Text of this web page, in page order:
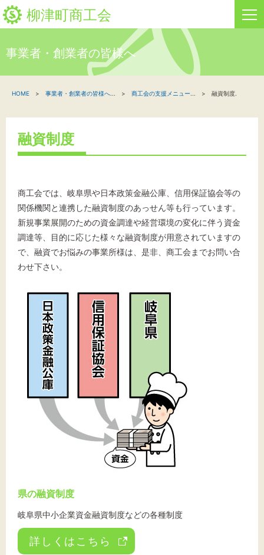
柳津町商工会
新着情報
関係機関の方へ
文字サイズ
黄
事業者・創業者の皆様へ
HOME 事業者・創業者の皆様へ 商工会の支援メニュー 融資制度.
融資制度
商工会では、岐阜県や日本政策金融公庫、信用保証協会等の
関係機関と連携した融資制度のあっせん等も行っています。
新規事業展開のための資金調達や経営環境の変化に伴う資金
調達等、目的に応じた様々な融資制度が用意されていますの
で、融資でお悩みの事業所様は、是非、商工会までお問い合
わせ下さい。
県の融資制度
岐阜県中小企業資金融資制度などの各種制度
詳しくはこちら